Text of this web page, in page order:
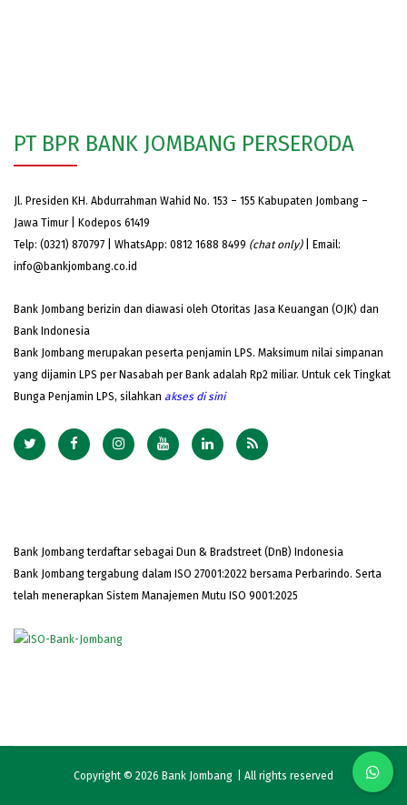
PT BPR BANK JOMBANG PERSERODA
Jl. Presiden KH. Abdurrahman Wahid No. 153 – 155 Kabupaten Jombang –
Jawa Timur | Kodepos 61419
Telp: (0321) 870797 | WhatsApp: 0812 1688 8499 (chat only)| Email:
info@bankjombang.co.id
Bank Jombang berizin dan diawasi oleh Otoritas Jasa Keuangan (OJK) dan
Bank Indonesia
Bank Jombang merupakan peserta penjamin LPS. Maksimum nilai simpanan
yang dijamin LPS per Nasabah per Bank adalah Rp2 miliar. Untuk cek Tingkat
Bunga Penjamin LPS, silahkan akses di sini
Bank Jombang terdaftar sebagai Dun & Bradstreet (DnB) Indonesia
Bank Jombang tergabung dalam ISO 27001:2022 bersama Perbarindo. Serta
telah menerapkan Sistem Manajemen Mutu ISO 9001:2025
Copyright © 2026 Bank Jombang | All rights reserved